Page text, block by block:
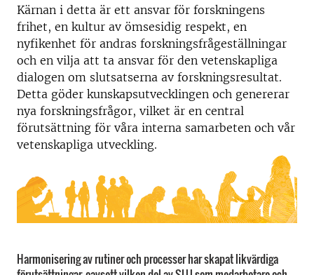
Kärnan i detta är ett ansvar för forskningens
frihet, en kultur av ömsesidig respekt, en
nyfikenhet för andras forskningsfrågeställningar
och en vilja att ta ansvar för den vetenskapliga
dialogen om slutsatserna av forskningsresultat.
Detta göder kunskapsutvecklingen och genererar
nya forskningsfrågor, vilket är en central
förutsättning för våra interna samarbeten och vår
vetenskapliga utveckling.
Harmonisering av rutiner och processer har skapat likvärdiga